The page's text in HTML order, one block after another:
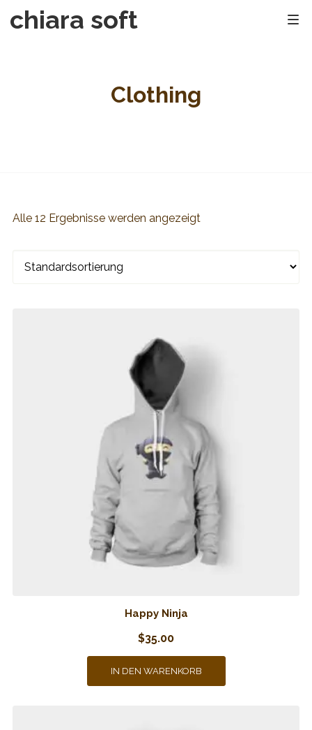
chiara soft
Clothing
Alle 12 Ergebnisse werden angezeigt
Happy Ninja
$35.00
IN DEN WARENKORB